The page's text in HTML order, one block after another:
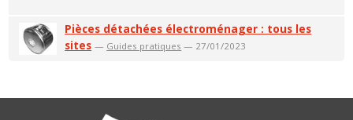
Pièces détachées électroménager : tous les
sites — Guides pratiques — 27/01/2023